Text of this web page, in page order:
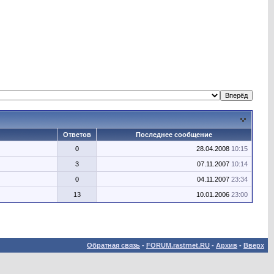
Ответов
Последнее сообщение
0
28.04.2008 10:15
3 07.11.2007 10:14
0 04.11.2007 23:34
13 10.01.2006 23:00
Обратная связь - FORUM.rastrnet.RU - Архив - Вверх